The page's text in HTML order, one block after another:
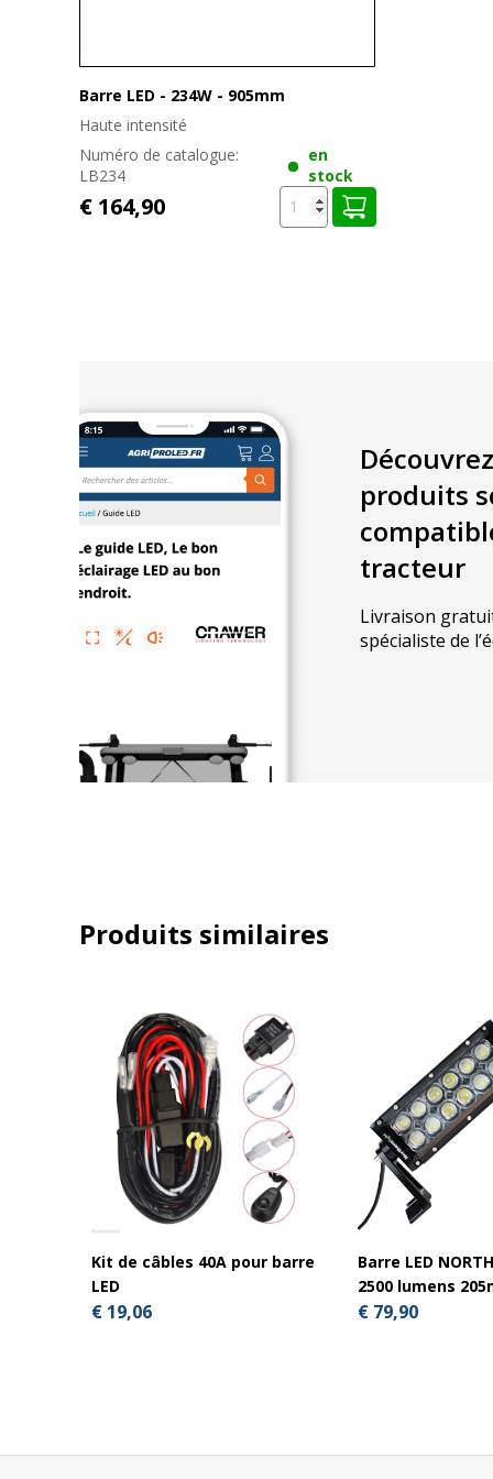
Barre LED - 234W - 905mm
Haute intensité
Numéro de catalogue:
LB234
en
stock
€ 164,90
produits
tracteur
Livraison
spécialiste de
Produits similaires
Kit de câbles 40A pour barre
LED
€ 19,06
Barre LED
2500 lumens
€ 79,90